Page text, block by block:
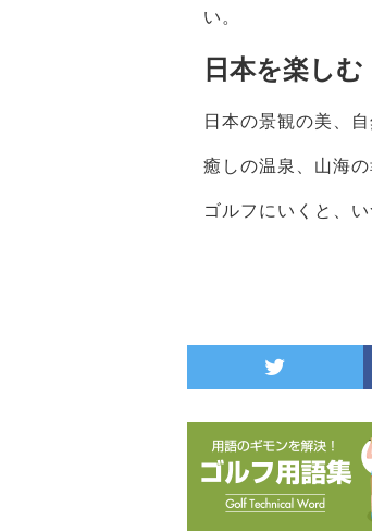
い。
日本を楽しむ
日本の景観の美、自
癒しの温泉、山海
ゴルフにいくと、